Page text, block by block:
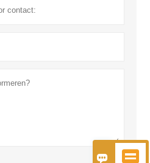
 